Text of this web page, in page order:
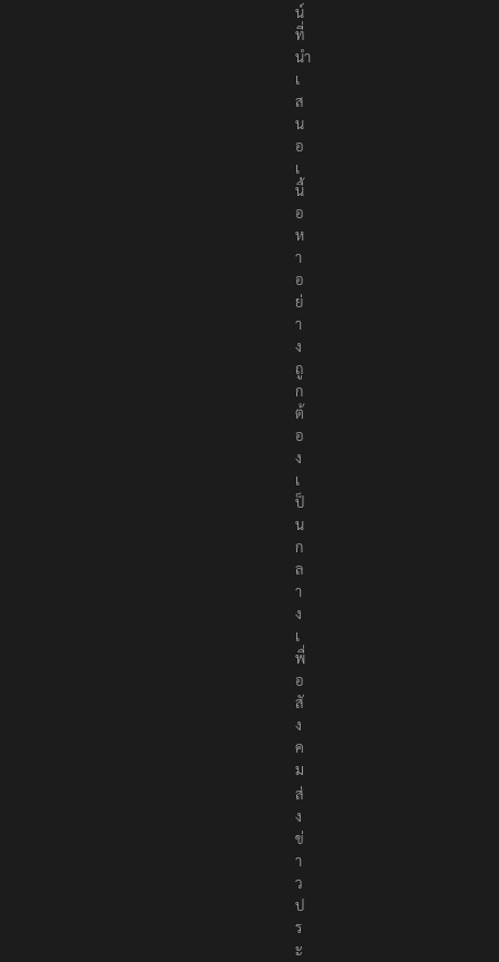
น์
ที่
นำ
เ
ส
น
อ
เ
นื้
อ
ห
า
อ
ย่
า
ง
ถู
ก
ต้
อ
ง
เ
ป็
น
ก
ล
า
ง
เ
พื่
อ
สั
ง
ค
ม
ส่
ง
ข่
า
ว
ป
ร
ะ